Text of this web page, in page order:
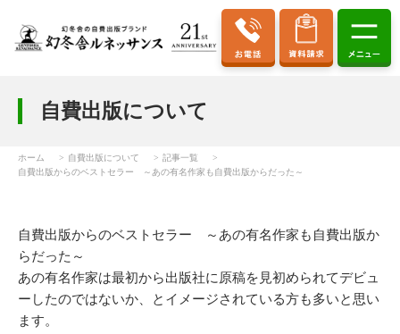
自費出版について
ホーム 自費出版について
記事一覧
自費出版からのベストセラー ～あの有名作家も自費出版からだった～
自費出版からのベストセラー ～あの有名作家も自費出版か
らだった～
あの有名作家は最初から出版社に原稿を見初められてデビュ
ーしたのではないか、とイメージされている方も多いと思い
ます。